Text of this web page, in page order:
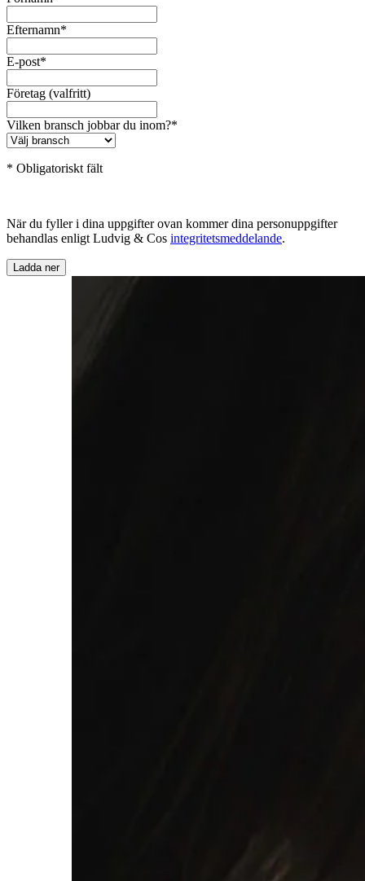
Efternamn*
E-post*
Företag (valfritt)
Vilken bransch jobbar du inom?*
* Obligatoriskt fält
När du fyller i dina uppgifter ovan kommer dina personuppgifter
behandlas enligt Ludvig & Cos integritetsmeddelande.